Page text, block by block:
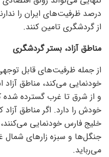
درصد ظرفیت‌های ایران را
از گردشگری تامین کنند.
مناطق آزاد، بستر گردشگری
از جمله ظرفیت‌های قابل
خودنمایی می‌کند، مناطق
و از شرق تا غرب گسترده
خودش را دارد. اگر مناطق
خلیج فارس خودنمایی
جنگل‌ها و سبزه زار‌های شمال
می‌رباید.